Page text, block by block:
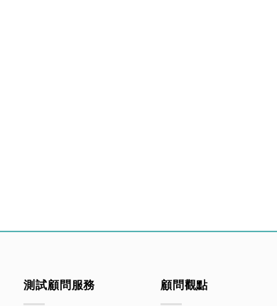
測試顧問服務 顧問觀點